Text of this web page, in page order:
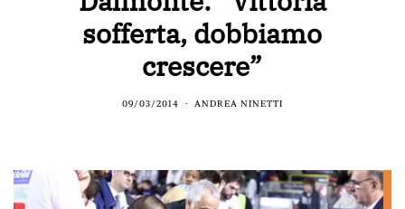
sofferta, dobbiamo
crescere”
09/03/2014 ANDREA NINETTI